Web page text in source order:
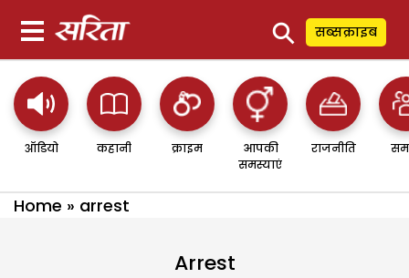
⚲ सब्सक्राइब
ऑडियो कहानी क्राइम
आपकी
समस्याएं
राजनीति
Home » arrest
Arrest